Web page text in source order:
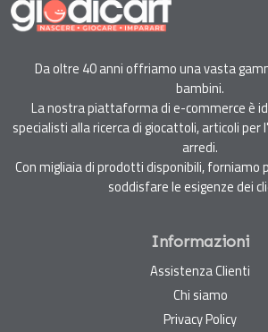
Da oltre 40 anni offriamo una vasta
bambini.
La nostra piattaforma di e-commerce è
specialisti alla ricerca di giocattoli, articoli per
arredi.
Con migliaia di prodotti disponibili,
soddisfare le esigenze dei
Informazioni
Assistenza Clienti
Chi siamo
Privacy Policy